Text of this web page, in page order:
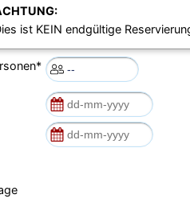
ist KEIN endgültige